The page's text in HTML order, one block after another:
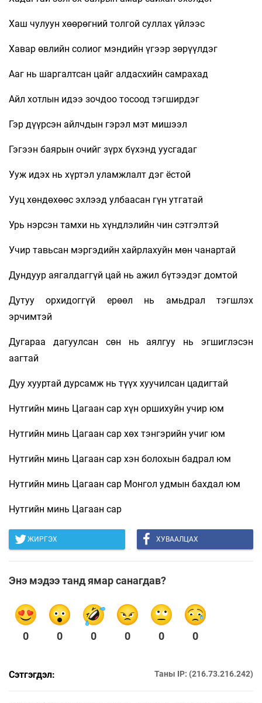
Хаш чулуун хөөрөгний толгой суллах үйлээс
Хавар өвлийн солиог мэндийн үгээр зөрүүлдэг
Ааг нь шаргалтсан цайг алдасхийн самрахад
Айл хотлын идээ зочдоо тосоод тэгширдэг
Гэр дүүрсэн айлчдын гэрэл мэт мишээл
Гэгээн баярын очийг зүрх бүхэнд уусгадаг
Ууж идэх нь хүртэл уламжлалт дэг ёстой
Ууц хөндөхөөс эхлээд улбаасан гүн утгатай
Урь нэрсэн тамхи нь хүндлэлийн чин сэтгэлтэй
Учир тавьсан мэргэдийн хайрлахуйн мөн чанартай
Дундуур аягалдаггүй цай нь ажил бүтээдэг домтой
Дутуу орхидоггүй ерөөл нь амьдрал тэгшлэх
эрчимтэй
Дугараа дагуулсан сөн нь аялгуу нь эгшиглэсэн
аагтай
Дуу хууртай дурсамж нь түүх хуучилсан цадигтай
Нутгийн минь Цагаан сар хүн оршихуйн учир юм
Нутгийн минь Цагаан сар хөх тэнгэрийн учиг юм
Нутгийн минь Цагаан сар хэн болохын бадрал юм
Нутгийн минь Цагаан сар Монгол удмын бахдал юм
Нутгийн минь Цагаан сар
ЖИРГЭХ ХУВААЛЦАХ
Энэ мэдээ танд ямар санагдав?
0 0 0 0 0 0
Сэтгэгдэл: Таны IP: (216.73.216.242)